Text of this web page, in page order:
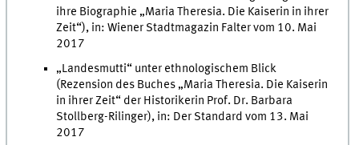
ihre Biographie „Maria Theresia. Die Kaiserin in ihrer
Zeit“), in: Wiener Stadtmagazin Falter vom 10. Mai
2017
„Landesmutti“ unter ethnologischem Blick
(Rezension des Buches „Maria Theresia. Die Kaiserin
in ihrer Zeit“ der Historikerin Prof. Dr. Barbara
Stollberg-Rilinger), in: Der Standard vom 13. Mai
2017